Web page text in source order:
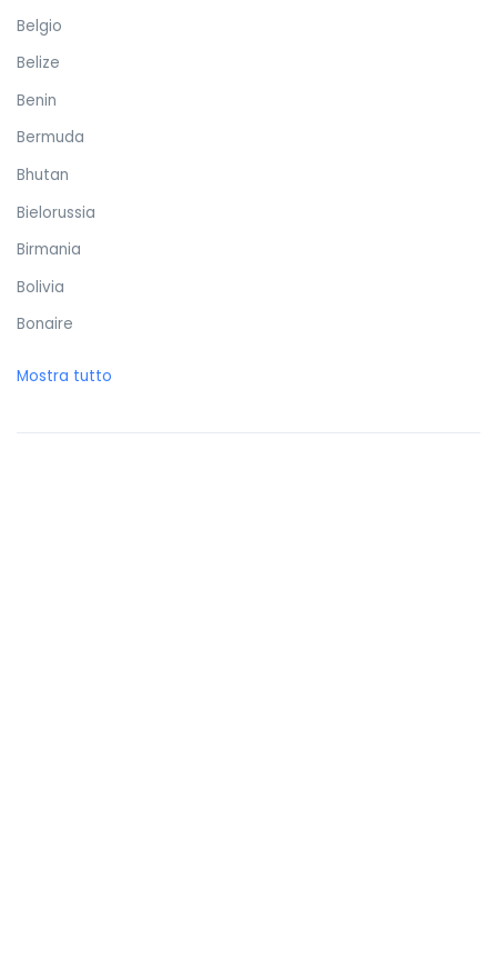
Belgio
Belize
Benin
Bermuda
Bhutan
Bielorussia
Birmania
Bolivia
Bonaire
Brasile
Mostra tutto